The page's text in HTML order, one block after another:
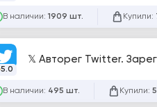
В наличии: 1909 шт. Купили:
5.0
𝕏 Авторег Twitter.
В наличии: 495 шт. Купили: